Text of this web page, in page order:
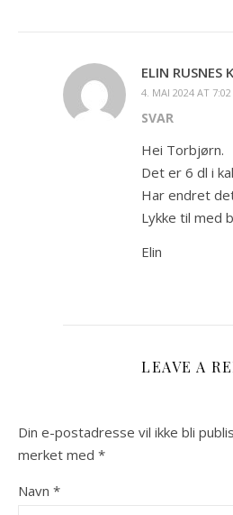
ELIN RUSNES
4. MAI 2024 AT
SVAR
Hei Torbjørn.
Det er 6 dl i
Har endret
Lykke til med
Elin
LEAVE A
Din e-postadresse vil ikke bli
merket med *
Navn *